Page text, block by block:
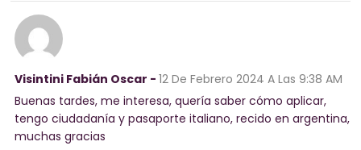
Visintini Fabián Oscar - 12 De Febrero 2024 A Las 9:38 AM
Buenas tardes, me interesa, quería saber cómo aplicar,
tengo ciudadanía y pasaporte italiano, recido en argentina,
muchas gracias